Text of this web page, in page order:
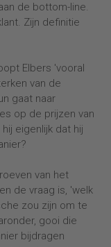
de bottom-line.
Zijn definitie
Elbers 'vooral
van de
gaat naar
op de prijzen van
eigenlijk dat hij
van het
de vraag is, 'welk
zou zijn om te
gooi die
bijdragen